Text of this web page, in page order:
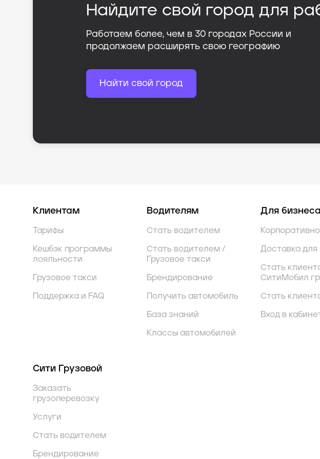
Найдите свой город для
Работаем более, чем в 30 городах России и
продолжаем расширять свою географию
Найти свой город
Клиентам
Тарифы
Кешбэк программы
лояльности
Грузовое такси
Поддержка и FAQ
Водителям
Стать водителем
Стать водителем /
Грузовое такси
Брендирование
Получить автомобиль
База знаний
Классы автомобилей
Для бизнеса
Доставка для
Стать
СитиМобил
Стать
Вход в
Сити Грузовой
Заказать
грузоперевозку
Услуги
Стать водителем
Брендирование